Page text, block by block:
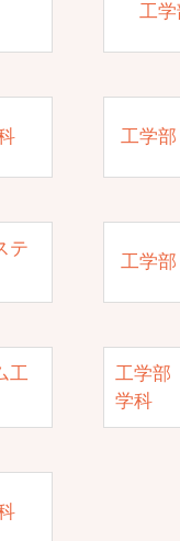
工
工学
テ
工学
工
工学部
学科